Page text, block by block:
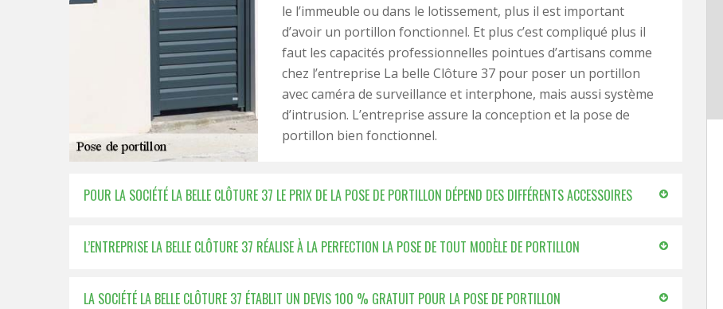
le l’immeuble ou dans le lotissement, plus il est important
d’avoir un portillon fonctionnel. Et plus c’est compliqué plus il
faut les capacités professionnelles pointues d’artisans comme
chez l’entreprise La belle Clôture 37 pour poser un portillon
avec caméra de surveillance et interphone, mais aussi système
d’intrusion. L’entreprise assure la conception et la pose de
portillon bien fonctionnel.
POUR LA SOCIÉTÉ LA BELLE CLÔTURE 37 LE PRIX DE LA POSE DE PORTILLON DÉPEND DES DIFFÉRENTS ACCESSOIRES
L’ENTREPRISE LA BELLE CLÔTURE 37 RÉALISE À LA PERFECTION LA POSE DE TOUT MODÈLE DE PORTILLON
LA SOCIÉTÉ LA BELLE CLÔTURE 37 ÉTABLIT UN DEVIS 100 % GRATUIT POUR LA POSE DE PORTILLON